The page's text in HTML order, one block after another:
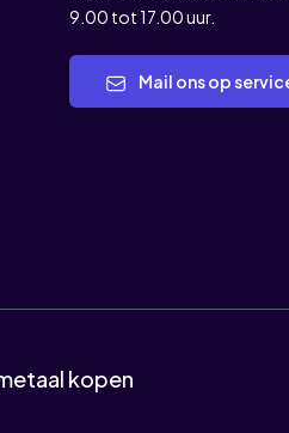
9.00 tot 17.00 uur.
Mail ons op
kopen